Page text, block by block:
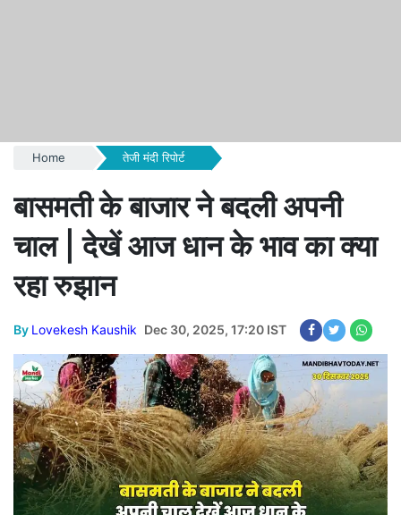
Home तेजी मंदी रिपोर्ट
बासमती के बाजार ने बदली अपनी
चाल | देखें आज धान के भाव का क्या
रहा रुझान
By Lovekesh Kaushik Dec 30, 2025, 17:20 IST